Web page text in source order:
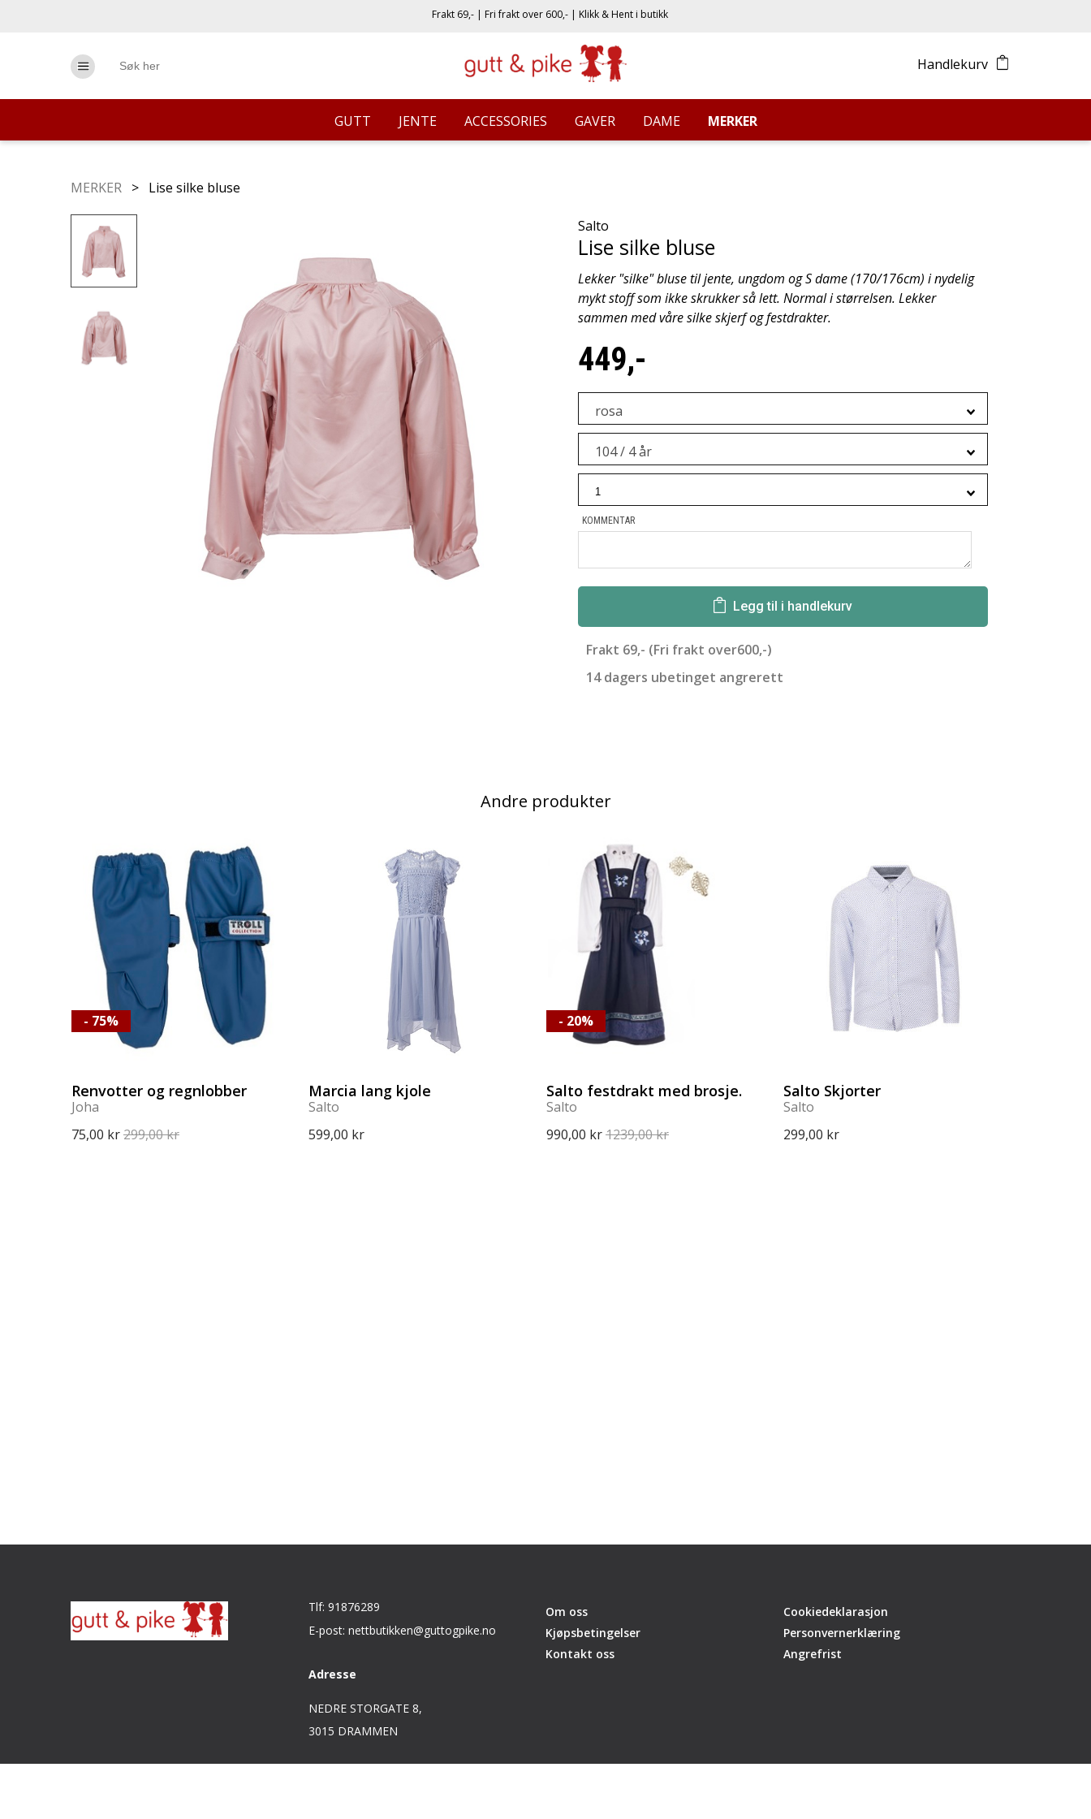
Frakt 69,- | Fri frakt over 600,- | Klikk & Hent i butikk
GUTT JENTE ACCESSORIES GAVER DAME MERKER
Handlekurv
MERKER > Lise silke bluse
Salto
Lise silke bluse
Lekker "silke" bluse til jente, ungdom og S dame (170/176cm) i nydelig
mykt stoff som ikke skrukker så lett. Normal i størrelsen. Lekker
sammen med våre silke skjerf og festdrakter.
449,-
rosa
104 / 4 år
KOMMENTAR
Legg til i handlekurv
Frakt 69,- (Fri frakt over600,-)
14 dagers ubetinget angrerett
Andre produkter
Renvotter og regnlobber
Joha
75,00 kr299,00 kr
- 75%
Marcia lang kjole
Salto
599,00 kr
Salto festdrakt med brosje.
Salto
990,00 kr1239,00 kr
- 20%
Salto Skjorter
Salto
299,00 kr
Tlf: 91876289
E-post: nettbutikken@guttogpike.no
Adresse
NEDRE STORGATE 8,
3015 DRAMMEN
Om oss
Kjøpsbetingelser
Kontakt oss
Cookiedeklarasjon
Personvernerklæring
Angrefrist